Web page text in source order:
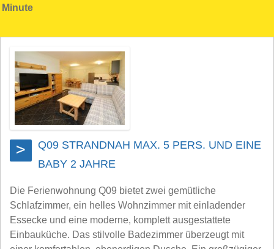
Minute
>
Q09 STRANDNAH MAX. 5 PERS. UND EINE
BABY 2 JAHRE
Die Ferienwohnung Q09 bietet zwei gemütliche
Schlafzimmer, ein helles Wohnzimmer mit einladender
Essecke und eine moderne, komplett ausgestattete
Einbauküche. Das stilvolle Badezimmer überzeugt mit